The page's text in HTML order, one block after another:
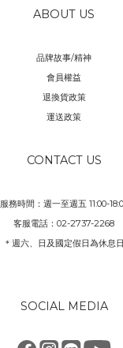
ABOUT US
品牌故事/精神
會員權益
退換貨政策
運送政策
CONTACT US
服務時間：週一至週五 11:00-
客服電話：02-2737-2268
＊週六、日及國定假日為休息日
SOCIAL MEDIA